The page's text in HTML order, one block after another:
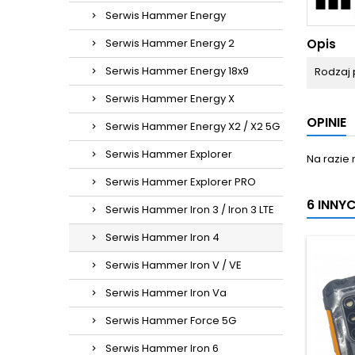
Serwis Hammer Energy
Serwis Hammer Energy 2
Serwis Hammer Energy 18x9
Serwis Hammer Energy X
Serwis Hammer Energy X2 / X2 5G
Serwis Hammer Explorer
Serwis Hammer Explorer PRO
Serwis Hammer Iron 3 / Iron 3 LTE
Serwis Hammer Iron 4
Serwis Hammer Iron V / VE
Serwis Hammer Iron Va
Serwis Hammer Force 5G
Serwis Hammer Iron 6
Opis
Rodzaj
OPINIE
Na razie
6